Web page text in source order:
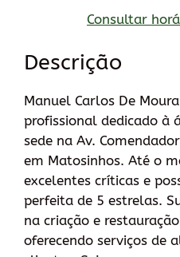
Consultar
Descrição
Manuel Carlos De
profissional dedicado à
sede na Av.
em Matosinhos. Até o
excelentes críticas e
perfeita de 5 estrelas.
na criação e
oferecendo serviços de